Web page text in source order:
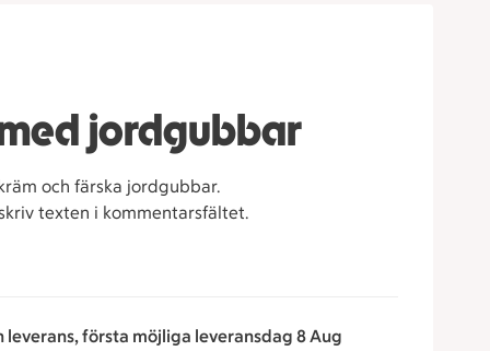
jordgubbar
och färska jordgubbar.
texten i kommentarsfältet.
första möjliga leveransdag 8 Aug